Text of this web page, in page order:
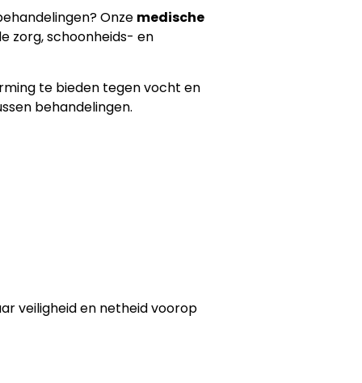
Onze medische
zorg, schoonheids- en
te bieden tegen vocht en
behandelingen.
veiligheid en netheid voorop